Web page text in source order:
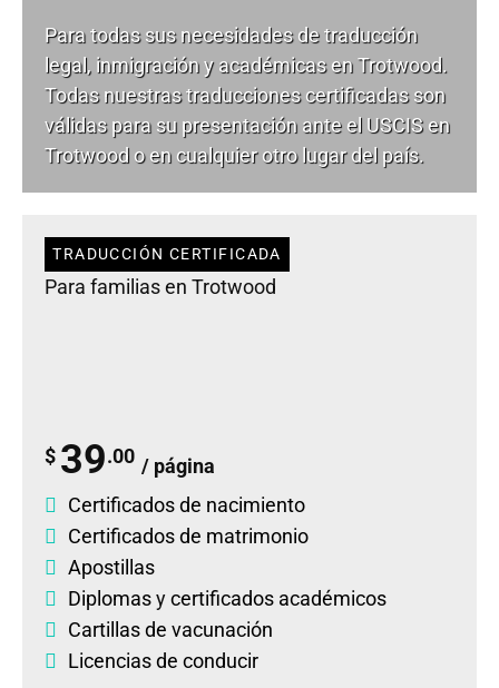
Para todas sus necesidades detraducción
legal, inmigración y académicas en Trotwood.
Todas nuestras traducciones certificadas son
válidas para su presentación ante el USCIS en
Trotwood o en cualquier otro lugar del país.
TRADUCCIÓN CERTIFICADA
Para familias en Trotwood
$ 39.00 / página
Certificados de nacimiento
Certificados de matrimonio
Apostillas
Diplomasycertificados académicos
Cartillas de vacunación
Licencias de conducir